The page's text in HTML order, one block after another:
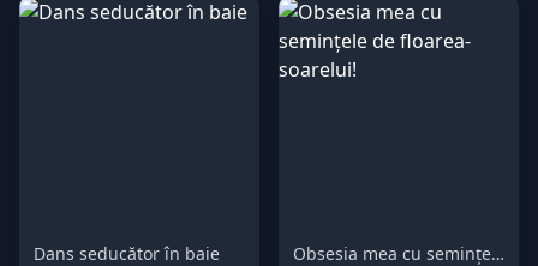
Dans seducător în baie Obsesia mea cu semințele de floarea-soarelui!